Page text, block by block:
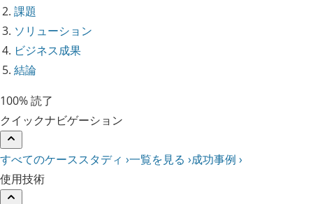
課題
ソリューション
ビジネス成果
結論
100% 読了
クイックナビゲーション
すべてのケーススタディ ›一覧を見る ›成功事例 ›
使用技術